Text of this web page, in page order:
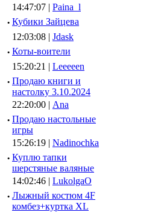
14:47:07 | Paina_l
· Кубики Зайцева
12:03:08 | Jdask
· Коты-воители
15:20:21 | Leeeeen
· Продаю книги и
настолку 3.10.2024
22:20:00 | Ana
· Продаю настольные
игры
15:26:19 | Nadinochka
· Куплю тапки
шерстяные валяные
14:02:46 | LukolgaO
· Лыжный костюм 4F
комбез+куртка XL